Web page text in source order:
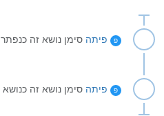
פ פיתה סימן נושא זה
פ פיתה סימן נושא זה כנושא